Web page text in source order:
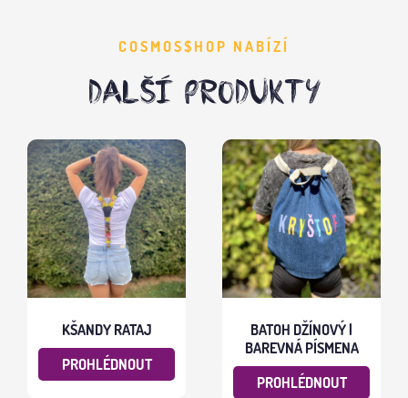
COSMOS$HOP NABÍZÍ
DALŠÍ PRODUKTY
KŠANDY RATAJ
PROHLÉDNOUT
BATOH DŽÍNOVÝ |
BAREVNÁ PÍSMENA
PROHLÉDNOUT